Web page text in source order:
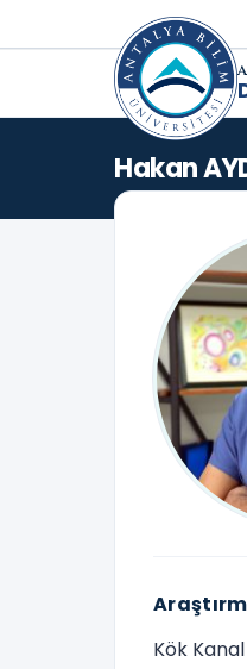
Hakan
Kök